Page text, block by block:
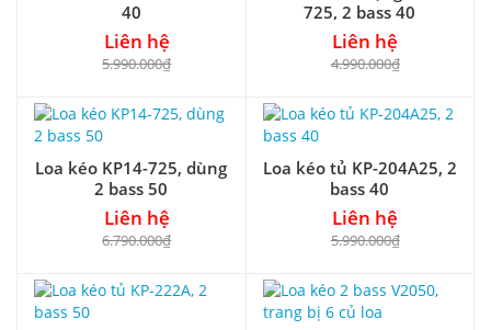
40
Liên hệ
5.990.000₫
725, 2 bass 40
Liên hệ
4.990.000₫
Loa kéo KP14-725, dùng
2 bass 50
Liên hệ
6.790.000₫
Loa kéo tủ KP-204A25, 2
bass 40
Liên hệ
5.990.000₫